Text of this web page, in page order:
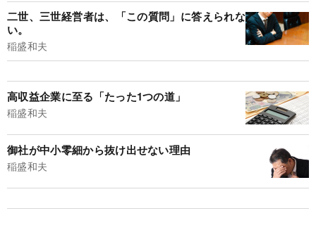
二世、三世経営者は、「この質問」に答えられな
い。
稲盛和夫
高収益企業に至る「たった1つの道」
稲盛和夫
御社が中小零細から抜け出せない理由
稲盛和夫